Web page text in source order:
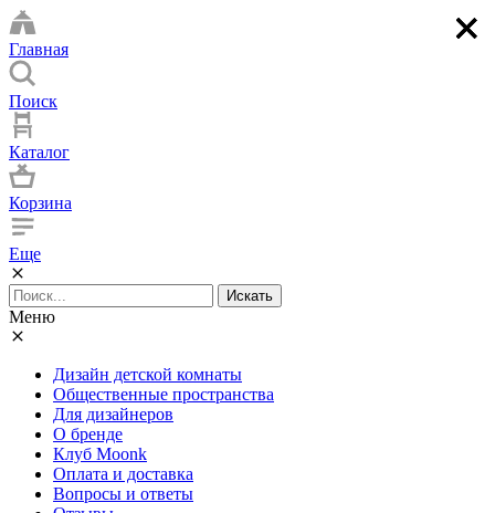
Главная
Поиск
Каталог
Корзина
Еще
Искать
Меню
Дизайн детской комнаты
Общественные пространства
Для дизайнеров
О бренде
Клуб Moonk
Оплата и доставка
Вопросы и ответы
×
×
×
×